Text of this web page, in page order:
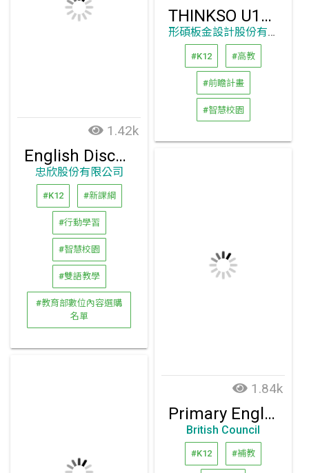
THINKSO U118 多媒體時代的新型數位講桌
形碩板金設計股份有限公司
#K12 #高教
#前瞻計畫
#智慧校園
1.42k
English Discoveries
忠欣股份有限公司
#K12 #新課綱
#行動學習
#智慧校園
#雙語教學
#教育部數位內容選購
名單
1.84k
Primary English Test
British Council
#K12 #補教